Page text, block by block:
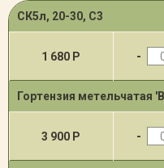
СК5л, 20-30, С3
1 680 Р -
Гортензия метельчатая
3 900 Р -